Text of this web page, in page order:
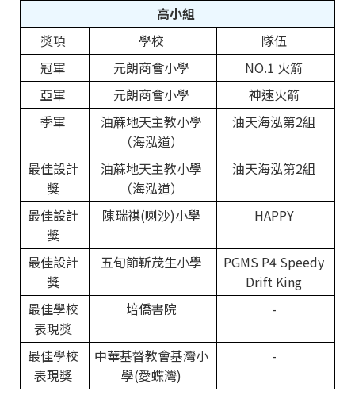
高小組
獎項
學校
隊伍
冠軍
元朗商會小學
NO.1 火箭
亞軍
元朗商會小學
神速火箭
季軍
油蔴地天主教小學
（海泓道）
油天海泓第2組
最佳設計
獎
油蔴地天主教小學
（海泓道）
油天海泓第2組
最佳設計
獎
陳瑞祺(喇沙)小學 HAPPY
最佳設計
獎
五旬節靳茂生小學
PGMS P4 Speedy
Drift King
最佳學校
表現獎
培僑書院 -
最佳學校
表現獎
中華基督教會基灣小
學(愛蝶灣)
-